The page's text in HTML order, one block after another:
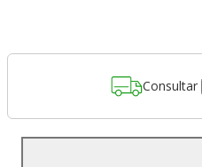
Consultar